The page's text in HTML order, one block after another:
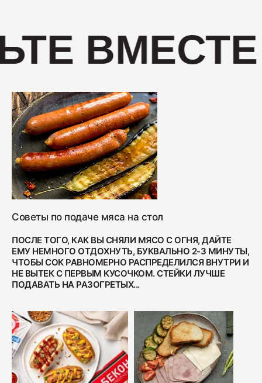
330
Советы по подаче мяса на стол
ПОСЛЕ ТОГО, КАК ВЫ СНЯЛИ МЯСО С ОГНЯ, ДАЙТЕ
ЕМУ НЕМНОГО ОТДОХНУТЬ, БУКВАЛЬНО 2-3 МИНУТЫ,
ЧТОБЫ СОК РАВНОМЕРНО РАСПРЕДЕЛИЛСЯ ВНУТРИ И
НЕ ВЫТЕК С ПЕРВЫМ КУСОЧКОМ. СТЕЙКИ ЛУЧШЕ
ПОДАВАТЬ НА РАЗОГРЕТЫХ...